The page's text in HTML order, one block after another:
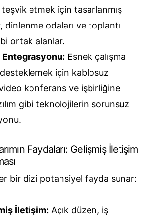
etmek için tasarlanmış
dinlenme odaları ve toplantı
ortak alanlar.
Esnek çalışma
desteklemek için kablosuz
konferans ve işbirliğine
gibi teknolojilerin sorunsuz
Faydaları: Gelişmiş İletişim
bir dizi potansiyel fayda sunar:
İletişim: Açık düzen, iş